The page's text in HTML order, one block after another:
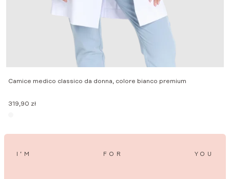
Camice medico classico da donna, colore bianco premium
319,90 zł
I’M FOR YOU